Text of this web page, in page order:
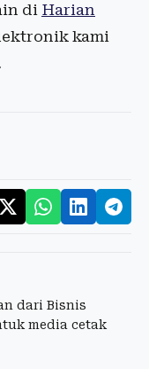
di Harian
kami
dari Bisnis
media cetak